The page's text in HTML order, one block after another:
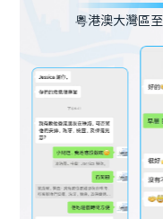
粵港澳大灣區